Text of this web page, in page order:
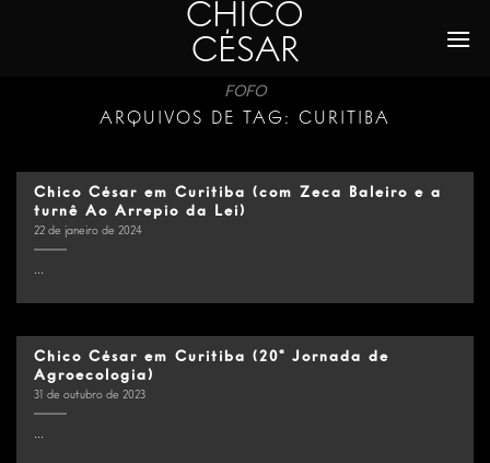
CHICO
CÉSAR
FOFO
ARQUIVOS DE TAG: CURITIBA
Chico César em Curitiba (com Zeca Baleiro e a
turnê Ao Arrepio da Lei)
22 de janeiro de 2024
...
Chico César em Curitiba (20ª Jornada de
Agroecologia)
31 de outubro de 2023
...